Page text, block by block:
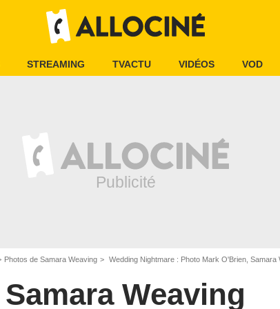
STREAMING TVACTU VIDÉOS VOD
Photos de Samara Weaving Wedding Nightmare : Photo Mark O'Brien, Samara
Samara Weaving